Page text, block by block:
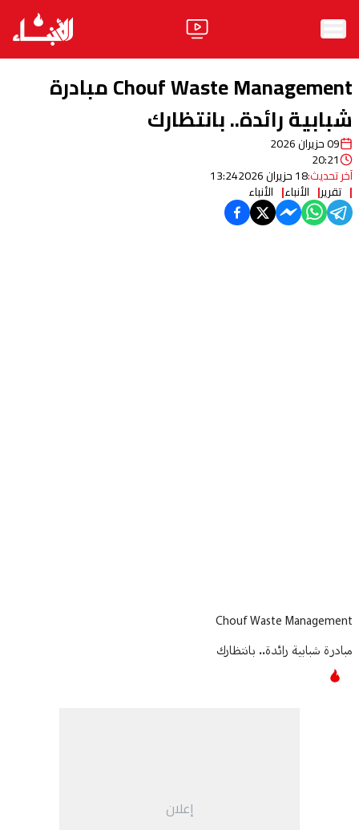
الأخبار
آراء
فيديو
مواقف
Chouf Waste Management مبادرة
شبابية رائدة.. بانتظارك
09 حزيران 2026
20:21
آخر تحديث:18 حزيران 2026 13:24
تقرير الأنباء الأنباء
Article Content
Chouf Waste Management
مبادرة شبابية رائدة.. بانتظارك
إعلان